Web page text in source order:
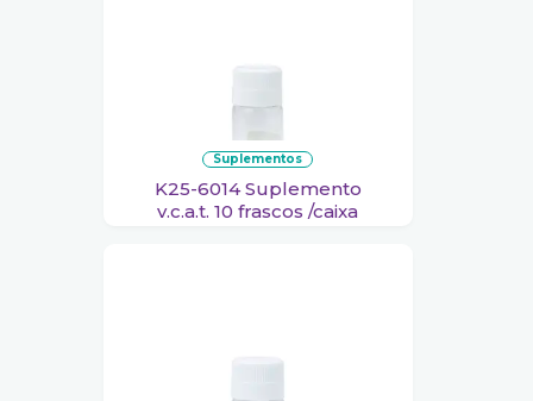
suplementos
K25-6014 Suplemento
v.c.a.t. 10 frascos /caixa